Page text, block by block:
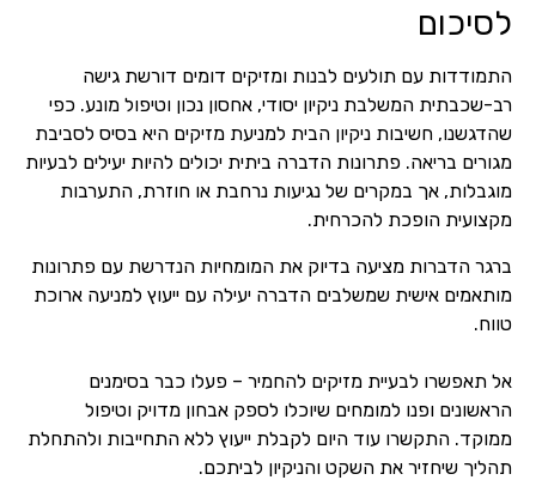
לסיכום
התמודדות עם תולעים לבנות ומזיקים דומים דורשת גישה
רב-שכבתית המשלבת ניקיון יסודי, אחסון נכון וטיפול מונע. כפי
שהדגשנו, חשיבות ניקיון הבית למניעת מזיקים היא בסיס לסביבת
מגורים בריאה. פתרונות הדברה ביתית יכולים להיות יעילים לבעיות
מוגבלות, אך במקרים של נגיעות נרחבת או חוזרת, התערבות
מקצועית הופכת להכרחית.
ברגר הדברות מציעה בדיוק את המומחיות הנדרשת עם פתרונות
מותאמים אישית שמשלבים הדברה יעילה עם ייעוץ למניעה ארוכת
טווח.
אל תאפשרו לבעיית מזיקים להחמיר – פעלו כבר בסימנים
הראשונים ופנו למומחים שיוכלו לספק אבחון מדויק וטיפול
ממוקד. התקשרו עוד היום לקבלת ייעוץ ללא התחייבות ולהתחלת
תהליך שיחזיר את השקט והניקיון לביתכם.